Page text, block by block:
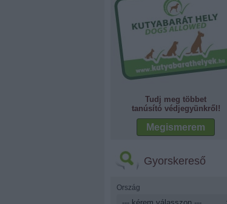
Tudj meg többet
tanúsító védjegyünkről!
Megismerem
Gyorskereső
Ország